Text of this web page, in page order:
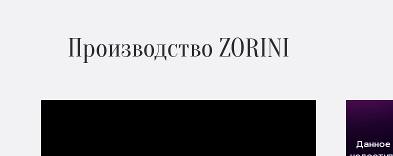
Производство ZORINI